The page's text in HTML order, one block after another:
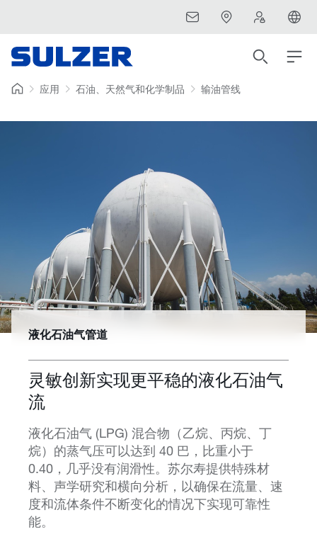
应用 石油、天然气和化学制品 输油管线
液化石油气管道
灵敏创新实现更平稳的液化石油气
流
液化石油气 (LPG) 混合物（乙烷、丙烷、丁
烷）的蒸气压可以达到 40 巴，比重小于
0.40，几乎没有润滑性。苏尔寿提供特殊材
料、声学研究和横向分析，以确保在流量、速
度和流体条件不断变化的情况下实现可靠性
能。